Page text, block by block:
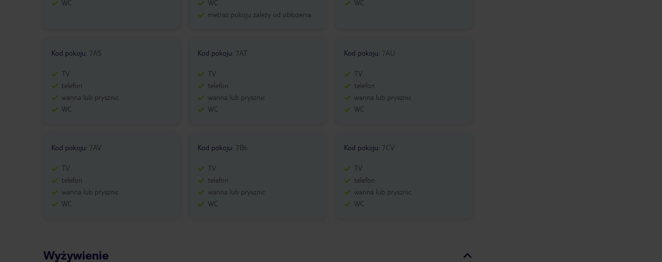
WC
WC
metraż pokoju zależy od obłożenia
WC
Kod pokoju: 7AS
TV
telefon
wanna lub prysznic
WC
Kod pokoju: 7AT
TV
telefon
wanna lub prysznic
WC
Kod pokoju: 7AU
TV
telefon
wanna lub prysznic
WC
Kod pokoju: 7AV
TV
telefon
wanna lub prysznic
WC
Kod pokoju: 7B6
TV
telefon
wanna lub prysznic
WC
Kod pokoju: 7CV
TV
telefon
wanna lub prysznic
WC
Wyżywienie